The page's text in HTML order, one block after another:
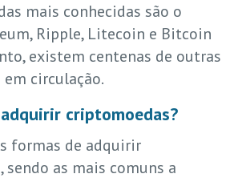
mais conhecidas são o
Ripple, Litecoin e Bitcoin
existem centenas de outras
circulação.
criptomoedas?
formas de adquirir
sendo as mais comuns a